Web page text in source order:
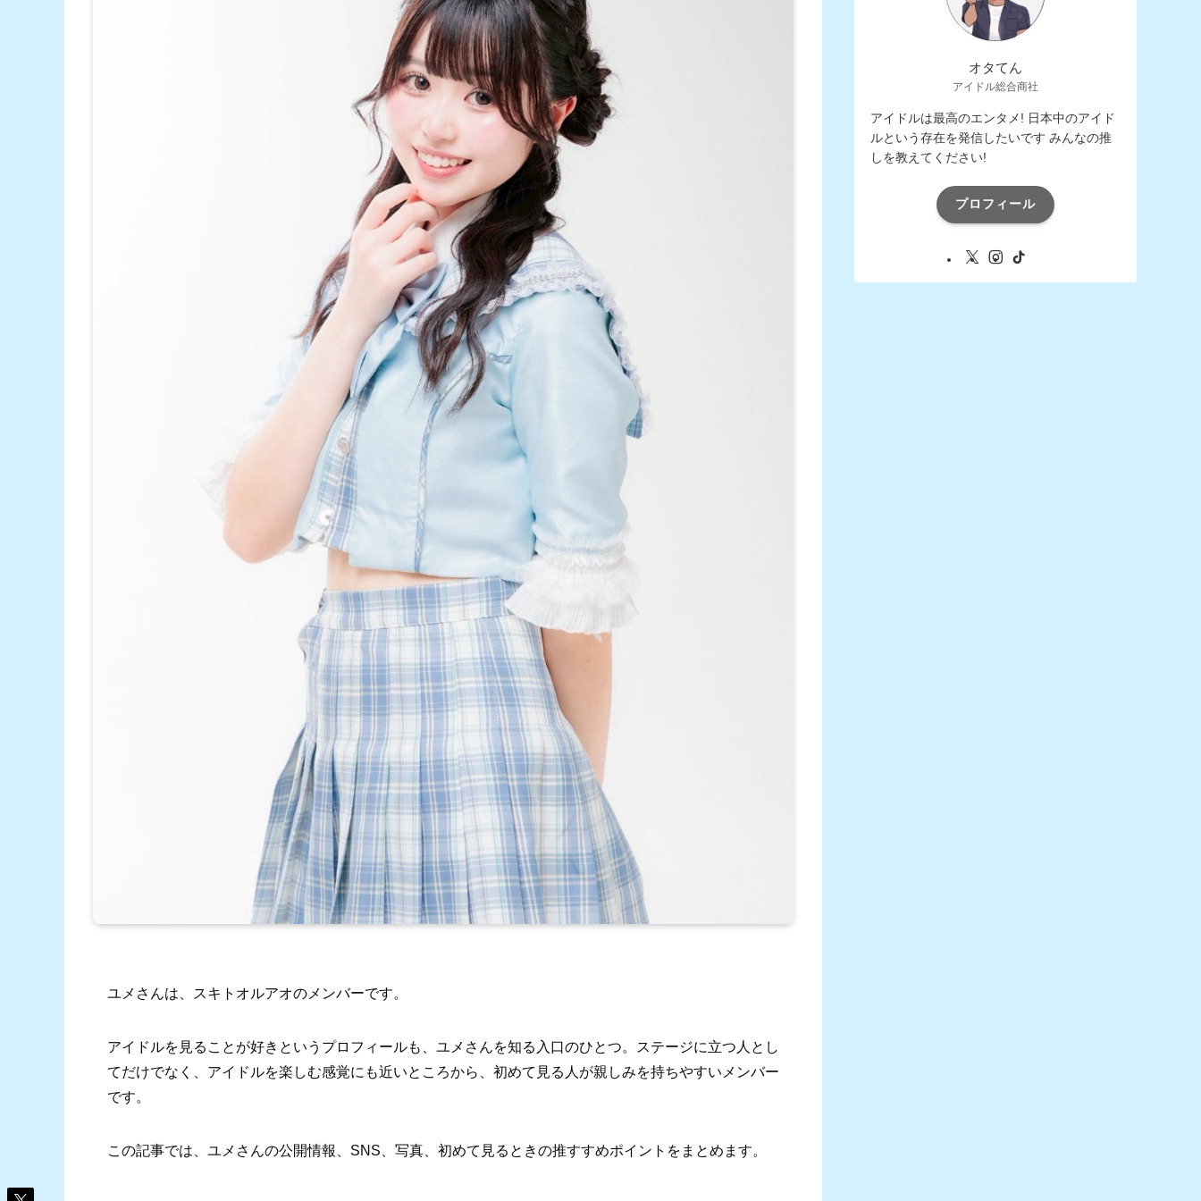
ユメさんは、スキトオルアオのメンバーです。
アイドルを見ることが好きというプロフィールも、ユメさんを知る入口のひとつ。ステージに立つ人とし
てだけでなく、アイドルを楽しむ感覚にも近いところから、初めて見る人が親しみを持ちやすいメンバー
です。
この記事では、ユメさんの公開情報、SNS、写真、初めて見るときの推すすめポイントをまとめます。
オタてん
アイドル総合商社
アイドルは最高のエンタメ! 日本中のアイド
ルという存在を発信したいです みんなの推
しを教えてください!
プロフィール